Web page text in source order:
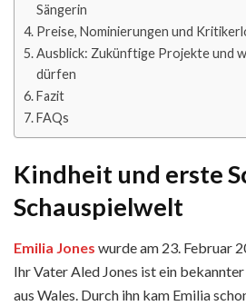
Sängerin
Preise, Nominierungen und
Ausblick: Zukünftige Projekte und
dürfen
Fazit
FAQs
Kindheit und erste
Schauspielwelt
Emilia Jones wurde am 23. Februar
Ihr Vater Aled Jones ist ein
aus Wales. Durch ihn kam Emilia